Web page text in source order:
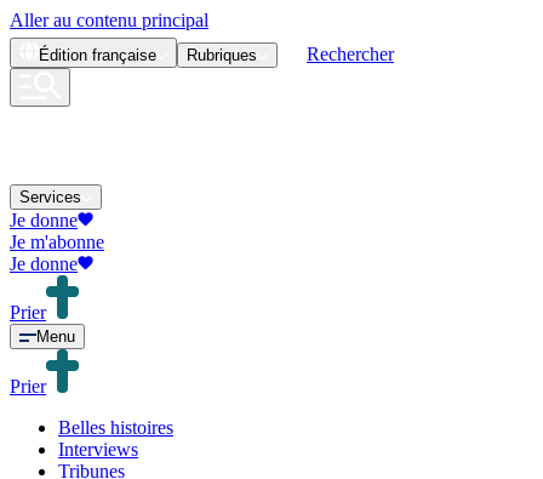
Aller au contenu principal
Édition française Rubriques Rechercher
Services
Je donne
Je m'abonne
Je donne
Prier
Menu
Prier
Belles histoires
Interviews
Tribunes